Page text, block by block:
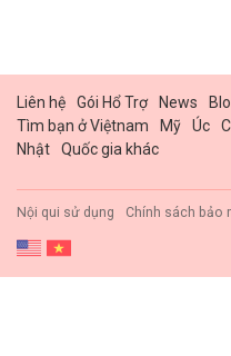
Liên hệ Gói Hổ Trợ News
Tìm bạn ở Việtnam
Mỹ Úc
Nhật
Quốc gia khác
Nội qui sử dụng Chính sách bảo